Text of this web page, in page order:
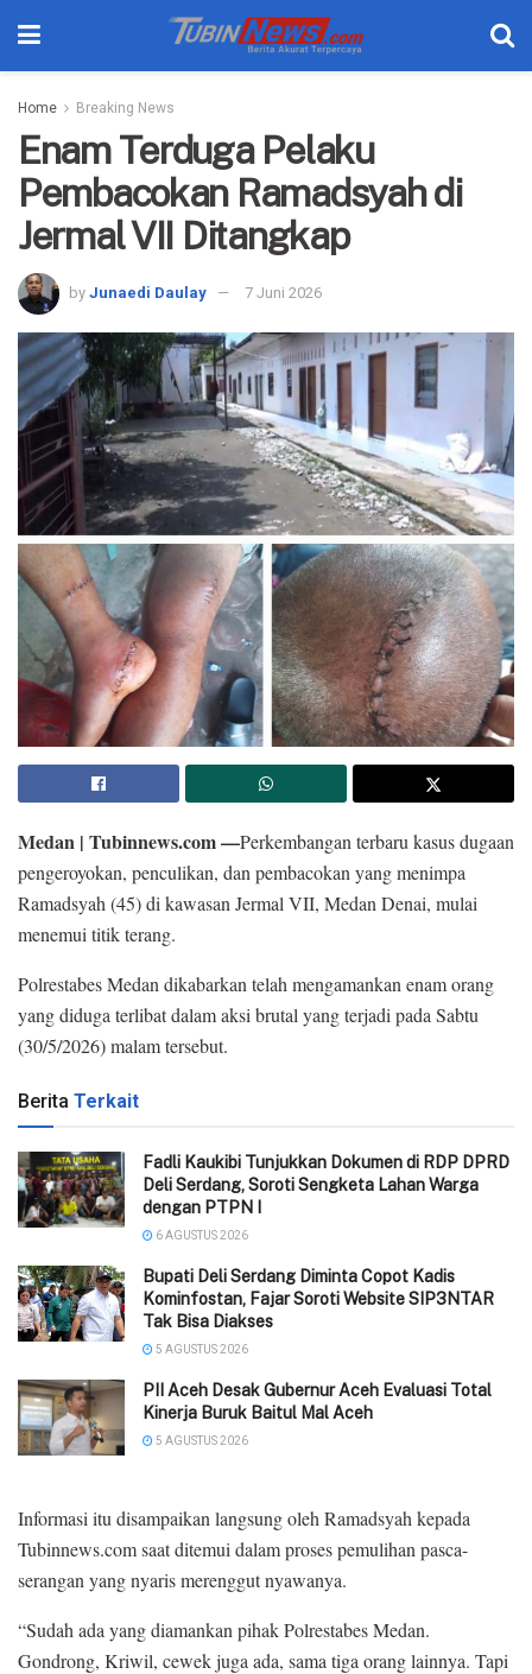
Home Breaking News
Enam Terduga Pelaku
Pembacokan Ramadsyah di
Jermal VII Ditangkap
by Junaedi Daulay 7 Juni 2026
Medan | Tubinnews.com —Perkembangan terbaru kasus dugaan
pengeroyokan, penculikan, dan pembacokan yang menimpa
Ramadsyah (45) di kawasan Jermal VII, Medan Denai, mulai
menemui titik terang.
Polrestabes Medan dikabarkan telah mengamankan enam orang
yang diduga terlibat dalam aksi brutal yang terjadi pada Sabtu
(30/5/2026) malam tersebut.
Berita Terkait
Fadli Kaukibi Tunjukkan Dokumen di RDP DPRD
Deli Serdang, Soroti Sengketa Lahan Warga
dengan PTPN I
6 AGUSTUS 2026
Bupati Deli Serdang Diminta Copot Kadis
Kominfostan, Fajar Soroti Website SIP3NTAR
Tak Bisa Diakses
5 AGUSTUS 2026
‎PII Aceh Desak Gubernur Aceh Evaluasi Total
Kinerja Buruk Baitul Mal Aceh
5 AGUSTUS 2026
Informasi itu disampaikan langsung oleh Ramadsyah kepada
Tubinnews.com saat ditemui dalam proses pemulihan pasca-
serangan yang nyaris merenggut nyawanya.
“Sudah ada yang diamankan pihak Polrestabes Medan.
Gondrong, Kriwil, cewek juga ada, sama tiga orang lainnya. Tapi